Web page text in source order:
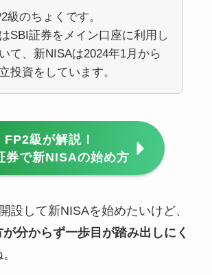
級のちょくです。
SBI証券をメイン口座に利用し
て、新NISAは2024年1月から
投資をしています。
FP2級が解説！
券で新NISAの始め方
設して新NISAを始めたいけど、
分からず一歩目が踏み出しにく